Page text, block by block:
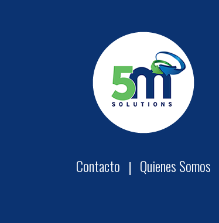
Contacto | Quienes Somos